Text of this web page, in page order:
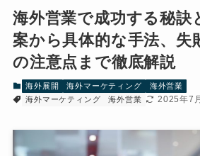
海外営業で成功する秘訣
案から具体的な手法、失
の注意点まで徹底解説
海外展開 海外マーケティング
海外営業
海外マーケティング
海外営業 2025年7